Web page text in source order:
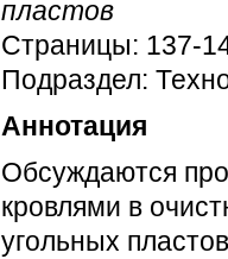
пластов
Страницы: 137-
Подраздел:
Аннотация
Обсуждаются
кровлями в
угольных